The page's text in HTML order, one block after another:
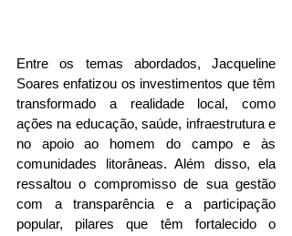
Entre os temas abordados, Jacqueline
Soares enfatizou os investimentos que têm
transformado a realidade local, como
ações na educação, saúde, infraestrutura e
no apoio ao homem do campo e às
comunidades litorâneas. Além disso, ela
ressaltou o compromisso de sua gestão
com a transparência e a participação
popular, pilares que têm fortalecido o